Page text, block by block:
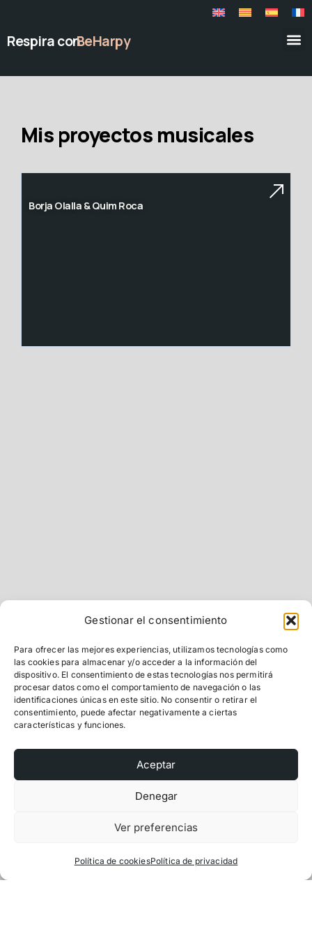
Gestionar el consentimiento
Para ofrecer las mejores experiencias, utilizamos tecnologías como
las cookies para almacenar y/o acceder a la información del
dispositivo. El consentimiento de estas tecnologías nos permitirá
procesar datos como el comportamiento de navegación o las
identificaciones únicas en este sitio. No consentir o retirar el
consentimiento, puede afectar negativamente a ciertas
características y funciones.
Aceptar
Denegar
Ver preferencias
Política de cookiesPolítica de privacidad
Respira conBeHarpy
Mis proyectos musicales
Borja Olalla & Quim Roca